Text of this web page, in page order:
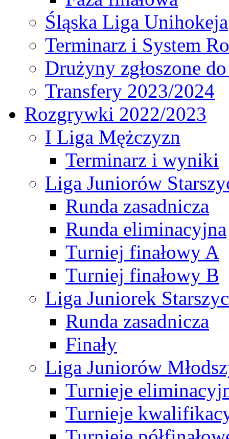
Śląska Liga Unihokeja
Terminarz i System
Drużyny zgłoszone
Transfery 2023/2024
Rozgrywki 2022/2023
I Liga Mężczyzn
Terminarz i wyniki
Liga Juniorów
Runda zasadnicza
Runda eliminacyjna
Turniej finałowy A
Turniej finałowy B
Liga Juniorek
Runda zasadnicza
Finały
Liga Juniorów
Turnieje
Turnieje